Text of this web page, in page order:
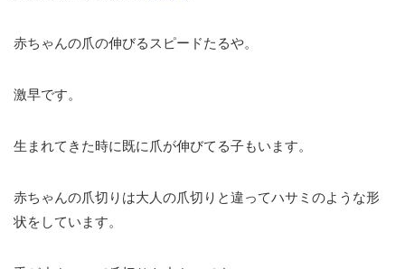
赤ちゃんの爪の伸びるスピードたるや。
激早です。
生まれてきた時に既に爪が伸びてる子もいます。
赤ちゃんの爪切りは大人の爪切りと違ってハサミのような形
状をしています。